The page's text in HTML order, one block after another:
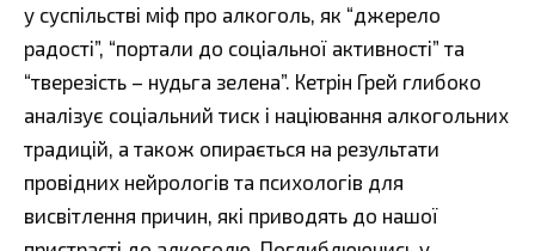
у суспільстві міф про алкоголь, як “джерело
радості”, “портали до соціальної активності” та
“тверезість – нудьга зелена”. Кетрін Грей глибоко
аналізує соціальний тиск і націювання алкогольних
традицій, а також опирається на результати
провідних нейрологів та психологів для
висвітлення причин, які приводять до нашої